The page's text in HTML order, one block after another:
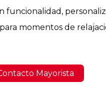
funcionalidad,
momentos de
Mayorista